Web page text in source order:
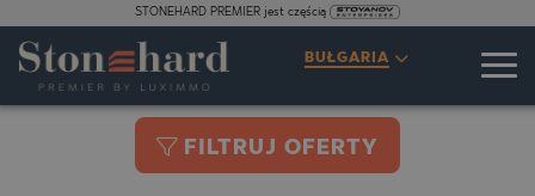
STONEHARD PREMIER jest częścią
BUŁGARIA
FILTRUJ OFERTY